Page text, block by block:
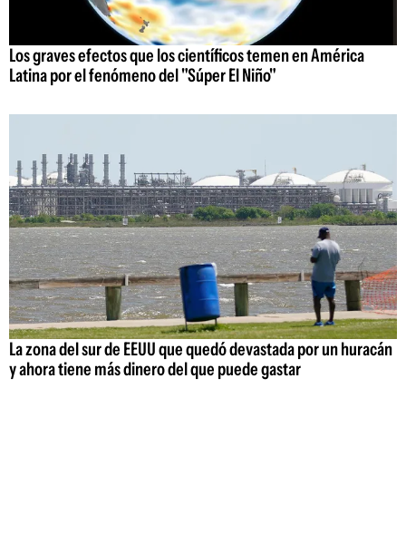
Los graves efectos que los científicos temen en América
Latina por el fenómeno del "Súper El Niño"
La zona del sur de EEUU que quedó devastada por un huracán
y ahora tiene más dinero del que puede gastar